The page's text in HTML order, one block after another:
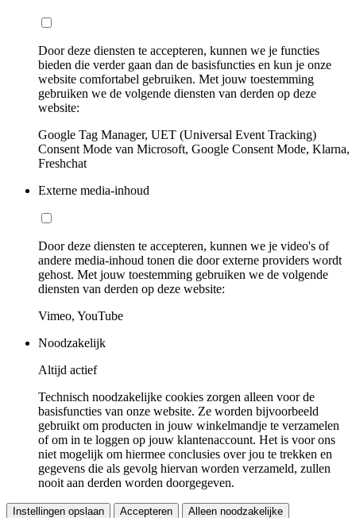
Door deze diensten te accepteren, kunnen we je functies
bieden die verder gaan dan de basisfuncties en kun je onze
website comfortabel gebruiken. Met jouw toestemming
gebruiken we de volgende diensten van derden op deze
website:
Google Tag Manager, UET (Universal Event Tracking)
Consent Mode van Microsoft, Google Consent Mode, Klarna,
Freshchat
Externe media-inhoud
Door deze diensten te accepteren, kunnen we je video's of
andere media-inhoud tonen die door externe providers wordt
gehost. Met jouw toestemming gebruiken we de volgende
diensten van derden op deze website:
Vimeo, YouTube
Noodzakelijk
Altijd actief
Technisch noodzakelijke cookies zorgen alleen voor de
basisfuncties van onze website. Ze worden bijvoorbeeld
gebruikt om producten in jouw winkelmandje te verzamelen
of om in te loggen op jouw klantenaccount. Het is voor ons
niet mogelijk om hiermee conclusies over jou te trekken en
gegevens die als gevolg hiervan worden verzameld, zullen
nooit aan derden worden doorgegeven.
Instellingen opslaan Accepteren Alleen noodzakelijke